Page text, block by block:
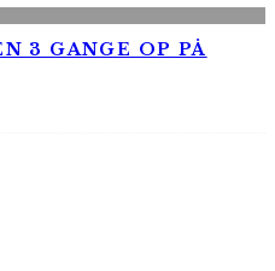
3 GANGE OP PÅ